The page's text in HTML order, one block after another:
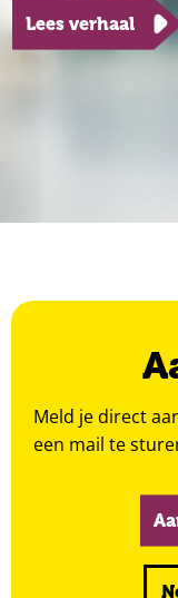
Lees verhaal
Meld je direct
een mail te